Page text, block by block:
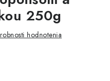
250g
hodnotenia